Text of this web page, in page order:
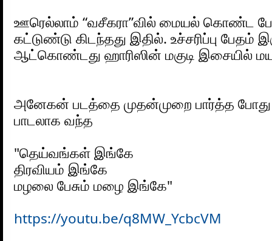
ஊரெல்லாம் “வசீகரா”வில் மையல் கொண்ட
கட்டுண்டு கிடந்தது இதில். உச்சரிப்பு பேதம்
ஆட்கொண்டது ஹாரிஸின் மகுடி இசையில்
அனேகன் படத்தை முதன்முறை பார்த்த போது
பாடலாக வந்த
"தெய்வங்கள் இங்கே
திரவியம் இங்கே
மழலை பேசும் மழை இங்கே"
https://youtu.be/q8MW_YcbcVM